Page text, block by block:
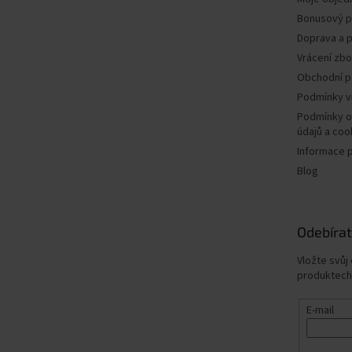
Bonusový
Doprava a
Vrácení
Obchodní
Podmínky
Podmínky
údajů a
Informace
Blog
Vložte svůj
E-mail